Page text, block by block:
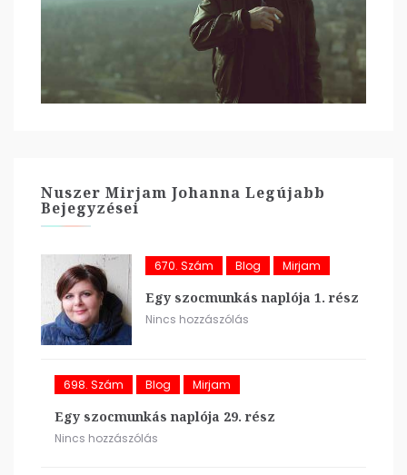
Nuszer Mirjam Johanna Legújabb
Bejegyzései
670. Szám Blog Mirjam
Egy szocmunkás naplója 1. rész
Nincs hozzászólás
698. Szám Blog Mirjam
Egy szocmunkás naplója 29. rész
Nincs hozzászólás